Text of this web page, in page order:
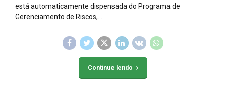
está automaticamente dispensada do Programa de
Gerenciamento de Riscos,...
Continue lendo